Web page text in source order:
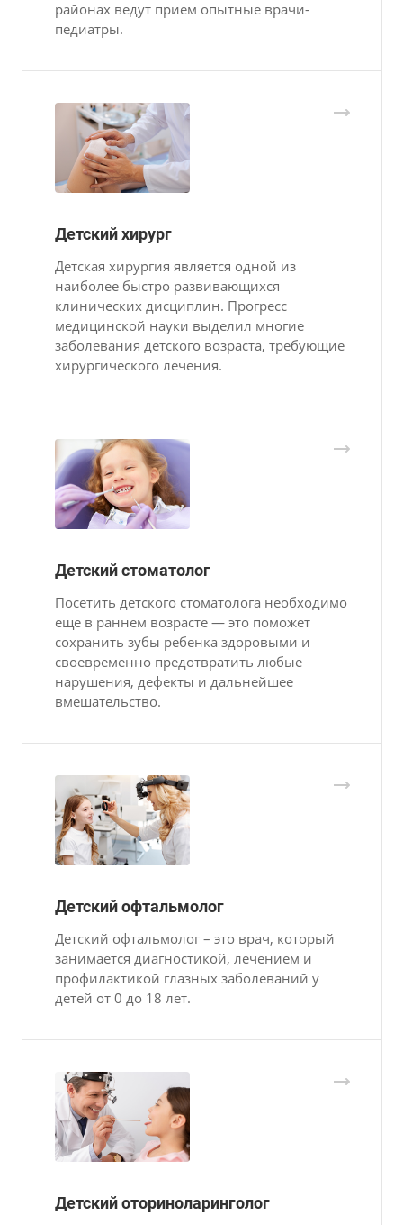
районах ведут прием опытные врачи-
педиатры.
Детский хирург
Детская хирургия является одной из
наиболее быстро развивающихся
клинических дисциплин. Прогресс
медицинской науки выделил многие
заболевания детского возраста, требующие
хирургического лечения.
Детский стоматолог
Посетить детского стоматолога необходимо
еще в раннем возрасте — это поможет
сохранить зубы ребенка здоровыми и
своевременно предотвратить любые
нарушения, дефекты и дальнейшее
вмешательство.
Детский офтальмолог
Детский офтальмолог – это врач, который
занимается диагностикой, лечением и
профилактикой глазных заболеваний у
детей от 0 до 18 лет.
Детский оториноларинголог